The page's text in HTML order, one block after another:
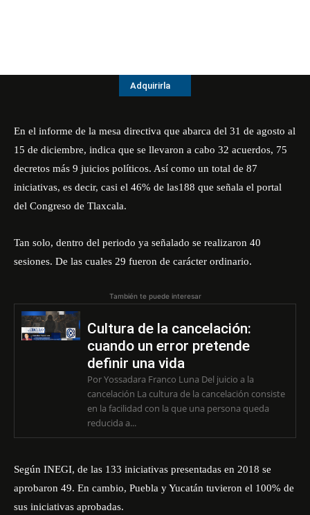
Adquirirla
En el informe de la mesa directiva que abarca del 31 de agosto al
15 de diciembre, indica que se llevaron a cabo 32 acuerdos, 75
decretos más 9 juicios políticos. Así como un total de 87
iniciativas, es decir, casi el 46% de las188 que señala el portal
del Congreso de Tlaxcala.
Tan solo, dentro del periodo ya señalado se realizaron 40
sesiones. De las cuales 29 fueron de carácter ordinario.
También te puede interesar
Cultura de la cancelación:
cuando un error pretende
definir una vida
Por Yossadara Franco Luna Del juicio a la
cancelación La cultura de la cancelación consiste
en la facilidad con la que una persona queda
reducida a...
Según INEGI, de las 133 iniciativas presentadas en 2018 se
aprobaron 49. En cambio, Puebla y Yucatán tuvieron el 100% de
sus iniciativas aprobadas.